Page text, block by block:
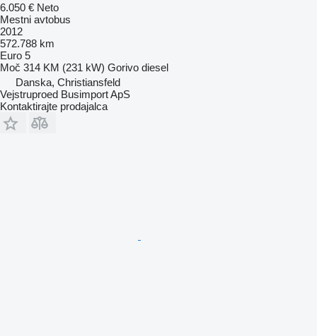
6.050 € Neto
Mestni avtobus
2012
572.788 km
Euro 5
Moč 314 KM (231 kW) Gorivo diesel
Danska, Christiansfeld
Vejstruproed Busimport ApS
Kontaktirajte prodajalca